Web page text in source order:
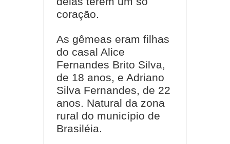
coração.
As gêmeas eram filhas
do casal Alice
Fernandes Brito Silva,
de 18 anos, e Adriano
Silva Fernandes, de 22
anos. Natural da zona
rural do município de
Brasiléia.